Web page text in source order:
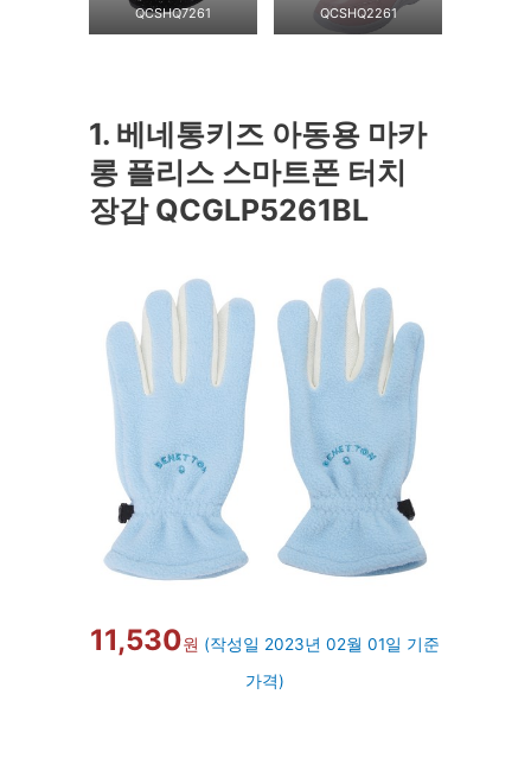
QCSHQ7261
QCSHQ2261
1. 베네통키즈 아동용 마카
롱 플리스 스마트폰 터치
장갑 QCGLP5261BL
11,530원 (작성일 2023년 02월 01일 기준
가격)